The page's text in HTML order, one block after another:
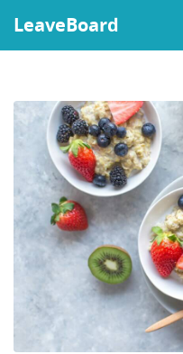
LeaveBoard